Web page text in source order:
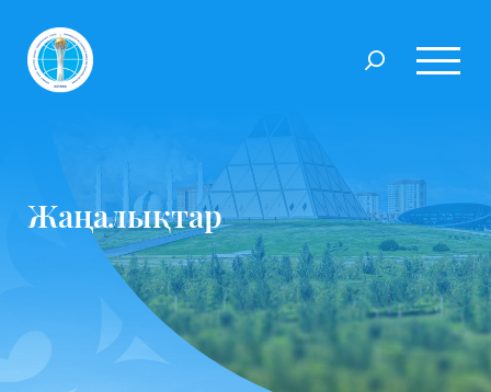
Жаңалықтар